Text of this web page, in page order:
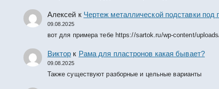
Алексей к Чертеж металлической подставки
09.08.2025
вот для примера тебе https://sartok.ru/wp-content/
Виктор к Рама для пластронов какая бывает?
09.08.2025
Также существуют разборные и цельные варианты